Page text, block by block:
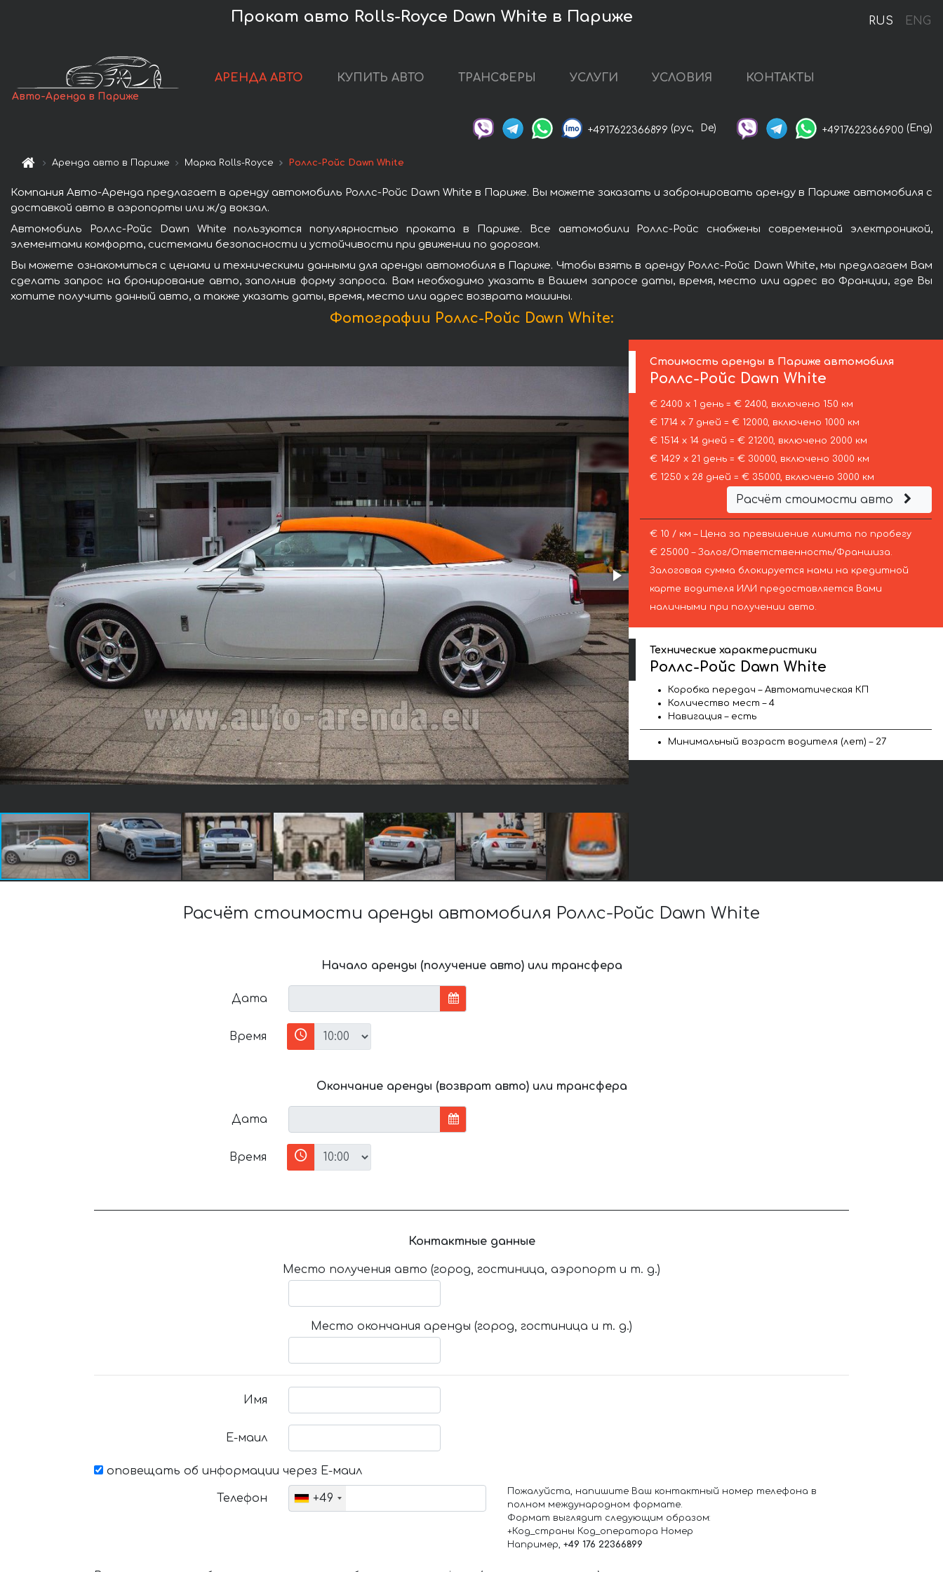
RUS ENG
Прокат авто Rolls-Royce Dawn White в Париже
Авто-Аренда в Париже
АРЕНДА АВТО КУПИТЬ АВТО ТРАНСФЕРЫ УСЛУГИ УСЛОВИЯ КОНТАКТЫ
+4917622366899 (рус, De) +4917622366900 (Eng)
Аренда авто в Париже Марка Rolls-Royce Роллс-Ройс Dawn White
Компания Авто-Аренда предлагает в аренду автомобиль Роллс-Ройс Dawn White в Париже. Вы можете заказать и забронировать аренду в Париже автомобиля с
доставкой авто в аэропорты или ж/д вокзал.
Автомобиль Роллс-Ройс Dawn White пользуются популярностью проката в Париже. Все автомобили Роллс-Ройс снабжены современной электроникой,
элементами комфорта, системами безопасности и устойчивости при движении по дорогам.
Вы можете ознакомиться с ценами и техническими данными для аренды автомобиля в Париже. Чтобы взять в аренду Роллс-Ройс Dawn White, мы предлагаем Вам
сделать запрос на бронирование авто, заполнив форму запроса. Вам необходимо указать в Вашем запросе даты, время, место или адрес во Франции, где Вы
хотите получить данный авто, а также указать даты, время, место или адрес возврата машины.
Фотографии Роллс-Ройс Dawn White:
Стоимость аренды в Париже автомобиля
Роллс-Ройс Dawn White
€ 2400 х 1 день = € 2400, включено 150 км
€ 1714 х 7 дней = € 12000, включено 1000 км
€ 1514 х 14 дней = € 21200, включено 2000 км
€ 1429 х 21 день = € 30000, включено 3000 км
€ 1250 х 28 дней = € 35000, включено 3000 км
Расчёт стоимости авто
€ 10 / км – Цена за превышение лимита по пробегу
€ 25000 – Залог/Ответственность/Франшиза.
Залоговая сумма блокируется нами на кредитной
карте водителя ИЛИ предоставляется Вами
наличными при получении авто.
Технические характеристики
Роллс-Ройс Dawn White
Коробка передач – Автоматическая КП
Количество мест – 4
Навигация – есть
Минимальный возраст водителя (лет) – 27
Расчёт стоимости аренды автомобиля Роллс-Ройс Dawn White
Начало аренды (получение авто) или трансфера
Дата
Время
Окончание аренды (возврат авто) или трансфера
Дата
Время
Контактные данные
Место получения авто (город, гостиница, аэропорт и т. д.)
Место окончания аренды (город, гостиница и т. д.)
Имя
Е-маил
оповещать об информации через Е-маил
Телефон +49
Пожалуйста, напишите Ваш контактный номер телефона в
полном международном формате.
Формат выглядит следующим образом:
+Код_страны Код_оператора Номер
Например, +49 176 22366899